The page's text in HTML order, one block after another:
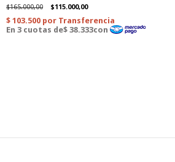
$165.000,00 $115.000,00